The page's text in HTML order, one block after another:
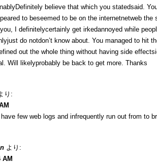
believe that which you statedsaid.
to beseemed to be on the internetnetweb
I definitelycertainly get irkedannoyed while
do notdon’t know about. You managed to hit
out the whole thing without having side
Will likelyprobably be back to get more. Thanks
り:
few web logs and infrequently run out from to
より:
AM